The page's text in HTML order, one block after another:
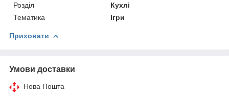
Розділ
Кухлі
Тематика
Ігри
Приховати
Умови доставки
Нова Пошта